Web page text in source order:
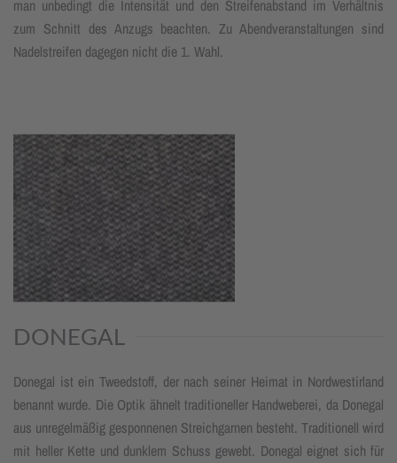
man unbedingt die Intensität und den Streifenabstand im Verhältnis
zum Schnitt des Anzugs beachten. Zu Abendveranstaltungen sind
Nadelstreifen dagegen nicht die 1. Wahl.
DONEGAL
Donegal ist ein Tweedstoff, der nach seiner Heimat in Nordwestirland
benannt wurde. Die Optik ähnelt traditioneller Handweberei, da Donegal
aus unregelmäßig gesponnenen Streichgarnen besteht. Traditionell wird
mit heller Kette und dunklem Schuss gewebt. Donegal eignet sich für